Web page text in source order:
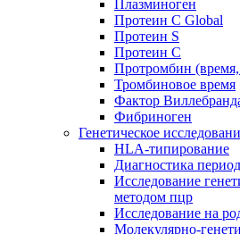
Плазминоген
Протеин C Global
Протеин S
Протеин С
Протромбин
Тромбиновое время
Фактор
Фибриноген
Генетическое
HLA-типирование
Диагностика
Исследование
методом пцр
Исследование на
Молекулярно-